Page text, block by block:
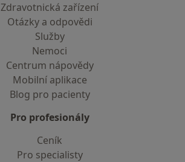
Zdravotnická zařízení
Otázky a odpovědi
Služby
Nemoci
Centrum nápovědy
Mobilní aplikace
Blog pro pacienty
Pro profesionály
Ceník
Pro specialisty